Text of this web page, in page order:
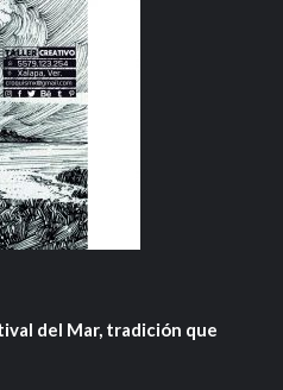
del Mar, tradición que